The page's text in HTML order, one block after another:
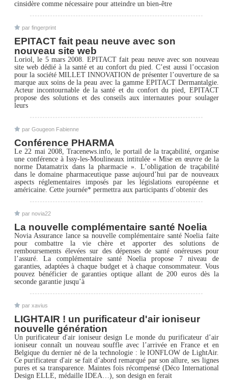
cinsidère comme nécessaire pour atteindre un bien-être
par fingerprint
EPITACT fait peau neuve avec son
nouveau site web
Loriol, le 5 mars 2008. EPITACT fait peau neuve avec son nouveau
site web dédié à la santé et au confort du pied. C’est aussi l’occasion
pour la société MILLET INNOVATION de présenter l’ouverture de sa
marque aux soins de la peau avec la gamme EPITACT Dermantalgie.
Acteur incontournable de la santé et du confort du pied, EPITACT
propose des solutions et des conseils aux internautes pour soulager
leurs
par Gougeon Fabienne
Conférence PHARMA
Le 22 mai 2008, Tracenews.info, le portail de la traçabilité, organise
une conférence à Issy-les-Moulineaux intitulée « Mise en œuvre de la
norme Datamatrix dans la pharmacie ». L’obligation de traçabilité
dans le domaine pharmaceutique passe aujourd’hui par de nouveaux
aspects réglementaires imposés par les législations européenne et
américaine. Cette journée* permettra aux participants d’obtenir des
par novia22
La nouvelle complémentaire santé Noelia
Novia Assurance lance sa nouvelle complémentaire santé Noelia faite
pour combattre la vie chère et apporter des solutions de
remboursements élevées sur des dépenses de santé onéreuses pour
l’assuré. La complémentaire santé Noelia propose 7 niveau de
garanties, adaptées à chaque budget et à chaque consommateur. Vous
pouvez bénéficier de garanties optique allant de 200 euros dès la
seconde garantie jusqu’à
par xavius
LIGHTAIR ! un purificateur d'air ioniseur
nouvelle génération
Un purificateur d'air ioniseur design Le monde du purificateur d’air
ioniseur connaît un nouveau souffle avec l’arrivée en France et en
Belgique du dernier né de la technologie : le IONFLOW de LightAir.
Ce purificateur d'air se fait d’abord remarqué par son allure, ses lignes
pures et sa transparence. Maintes fois récompensé (Déco International
Design ELLE, médaille IDEA…), son design en ferait